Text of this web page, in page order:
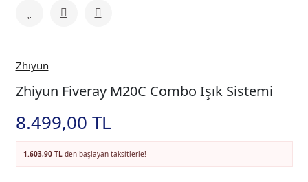
Zhiyun
Zhiyun Fiveray M20C Combo Işık Sistemi
8.499,00 TL
1.603,90 TLden başlayan taksitlerle!